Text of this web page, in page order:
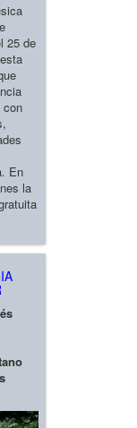
25 de
con
En
la